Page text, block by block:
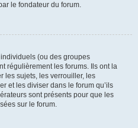
le fondateur du forum.
(ou des groupes
régulièrement les forums. Ils ont la
les sujets, les verrouiller, les
et les diviser dans le forum qu’ils
sont présents pour que les
sur le forum.